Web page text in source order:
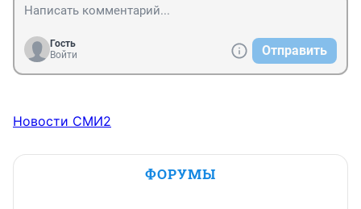
Гость
Войти
Отправить
Новости СМИ2
ФОРУМЫ